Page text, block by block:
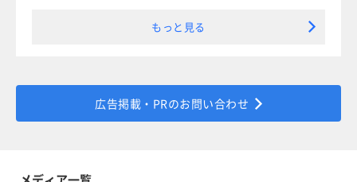
もっと見る
広告掲載・PRのお問い合わせ